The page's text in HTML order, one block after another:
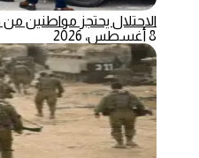
الاحتلال يحتجز مواطنين
8 أغسطس، 2026